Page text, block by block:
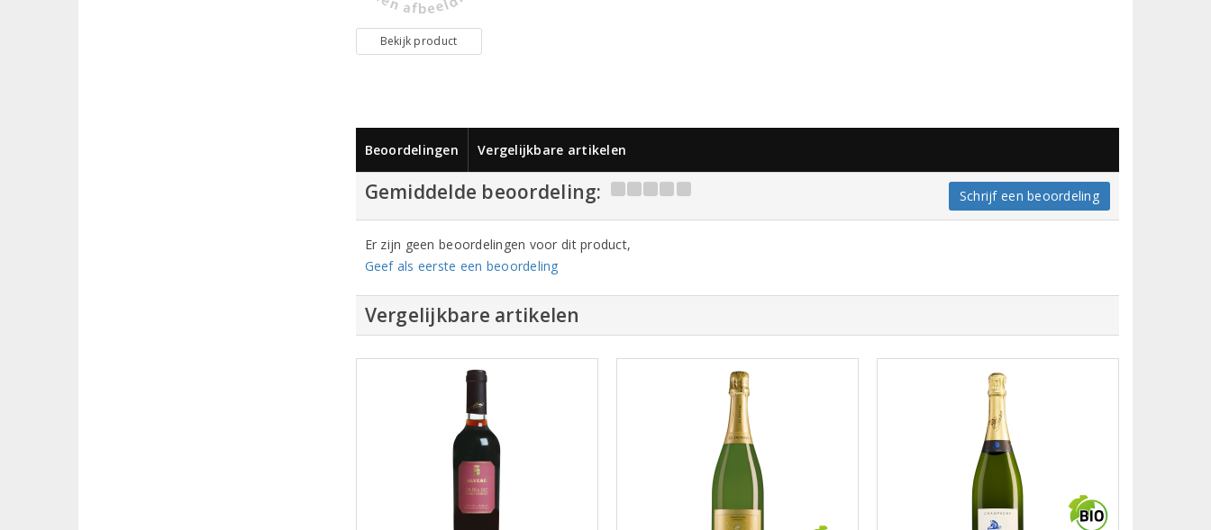
Bekijk product
Beoordelingen Vergelijkbare artikelen
Gemiddelde beoordeling: Schrijf een beoordeling
Er zijn geen beoordelingen voor dit product,
Geef als eerste een beoordeling
Vergelijkbare artikelen